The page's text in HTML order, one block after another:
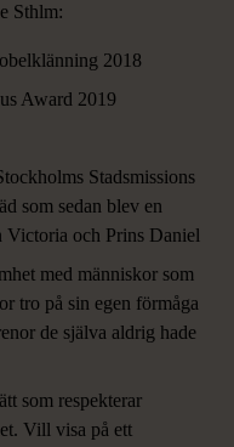
Sthlm:
2018
Award 2019
Stadsmissions
som sedan blev en
Victoria och Prins Daniel
med människor som
tro på sin egen förmåga
de själva aldrig hade
som respekterar
Vill visa på ett